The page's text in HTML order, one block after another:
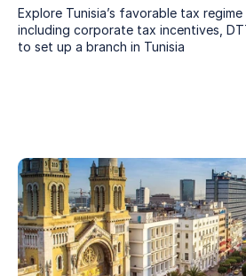
Explore Tunisia’s favorable tax
including corporate tax incentives,
to set up a branch in Tunisia